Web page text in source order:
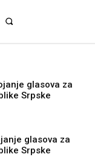
glasova za
Srpske
glasova za
Srpske